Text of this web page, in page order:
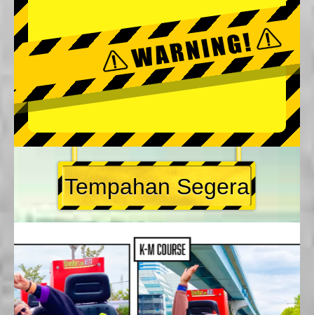
Tempahan Segera